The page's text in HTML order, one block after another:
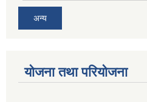
अन्य
योजना तथा परियोजना